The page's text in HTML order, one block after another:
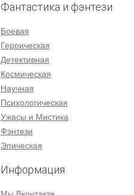
Фантастика и фэнтези
Боевая
Героическая
Детективная
Космическая
Научная
Психологическая
Ужасы и Мистика
Фэнтези
Эпическая
Информация